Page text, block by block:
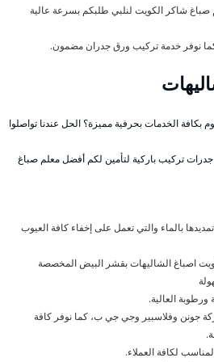
صباغ شاكر الكويت لنلبي طلبكم بسرعة عالية
كما نوفر خدمة تركيب ورق جدران مضمون.
الخدمات بحرفية مميزة؟ الحل عندنا تواصلوا
تركيب باركية لتأمين لكم أفضل معلم صباغ
بالماء والتي تعمل على إخفاء كافة العيوب
اصباغ الشاليهات بقشر البيض المخصصة
ورطوبة العالية.
جونن وفلاسبير وجي جي ب، كما نوفر كافة
لكافة العملاء.